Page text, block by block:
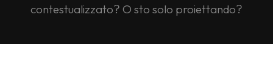
contestualizzato? O sto solo proiettando?